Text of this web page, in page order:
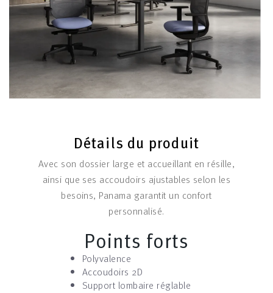
Détails du produit
Avec son dossier large et accueillant en résille,
ainsi que ses accoudoirs ajustables selon les
besoins, Panama garantit un confort
personnalisé.
Points forts
Polyvalence
Accoudoirs 2D
Support lombaire réglable